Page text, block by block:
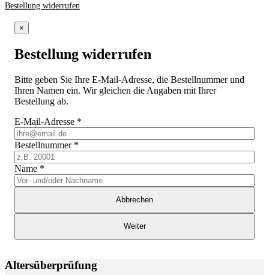
Bestellung widerrufen
×
Bestellung widerrufen
Bitte geben Sie Ihre E-Mail-Adresse, die Bestellnummer und
Ihren Namen ein. Wir gleichen die Angaben mit Ihrer
Bestellung ab.
E-Mail-Adresse *
Bestellnummer *
Name *
Abbrechen
Weiter
Altersüberprüfung